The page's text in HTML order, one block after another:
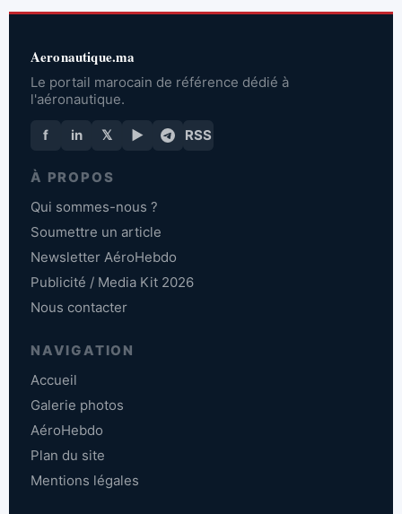
Aeronautique.ma
Le portail marocain de référence dédié à
l'aéronautique.
f in 𝕏 ▶ RSS
À PROPOS
Qui sommes-nous ?
Soumettre un article
Newsletter AéroHebdo
Publicité / Media Kit 2026
Nous contacter
NAVIGATION
Accueil
Galerie photos
AéroHebdo
Plan du site
Mentions légales